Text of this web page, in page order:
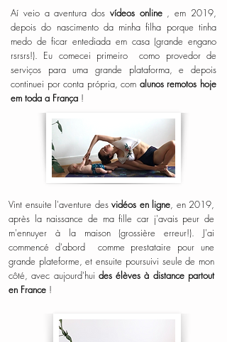
Aí veio a aventura dos vídeos online, em 2019,
depois do nascimento da minha filha porque tinha
medo de ficar entediada em casa (grande engano
rsrsrs!). Eu comecei primeiro
como provedor de
serviços para uma grande plataforma, e depois
continuei por conta própria, com alunos remotos hoje
em toda a França !
Vint ensuite l'aventure des vidéos en ligne, en 2019,
après la naissance de ma fille car j'avais peur de
m'ennuyer à la maison (grossière erreur!). J'ai
commencé d'abord comme prestataire pour une
grande plateforme, et ensuite poursuivi seule de mon
côté, avec aujourd'hui des élèves à distance partout
en France !